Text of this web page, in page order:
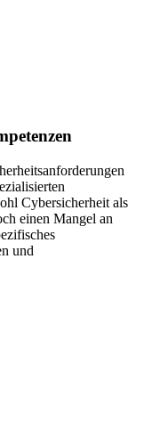
Cybersicherheit als
einen Mangel an
und